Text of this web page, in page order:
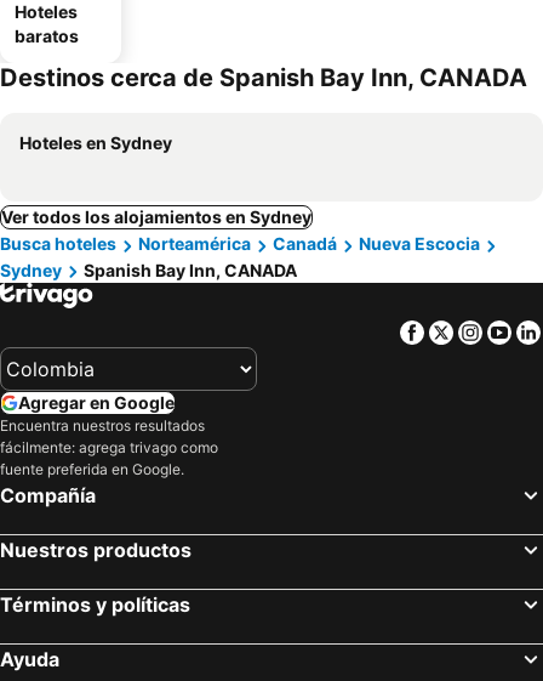
Hoteles
baratos
Destinos cerca de Spanish Bay Inn, CANADA
Hoteles en Sydney
Ver todos los alojamientos en Sydney
Busca hoteles
Norteamérica Canadá
Nueva Escocia
Sydney
Spanish Bay Inn, CANADA
Facebook
Twitter
Agregar en Google
Encuentra nuestros resultados
fácilmente: agrega trivago como
fuente preferida en Google.
Compañía
Nuestros productos
Términos y políticas
Ayuda